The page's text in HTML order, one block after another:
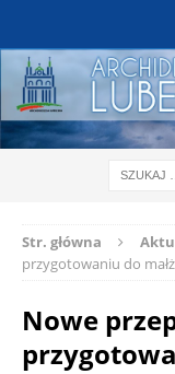
Str. główna
przygotowaniu do
Nowe